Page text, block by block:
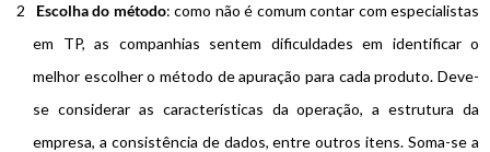
Escolha do método: como não é comum contar com especialistas
em TP, as companhias sentem dificuldades em identificar o
melhor escolher o método de apuração para cada produto. Deve-
se considerar as características da operação, a estrutura da
empresa, a consistência de dados, entre outros itens. Soma-se a